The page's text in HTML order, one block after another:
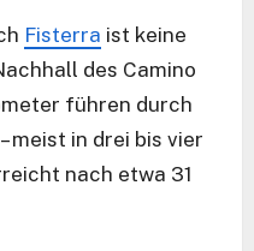
Fisterra ist keine
des Camino
führen durch
meist in drei bis vier
nach etwa 31